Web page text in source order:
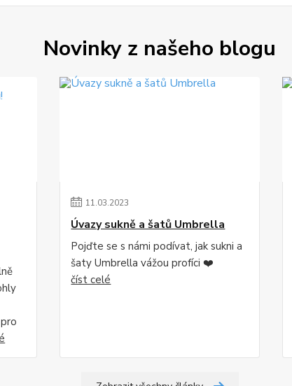
Novinky z našeho blogu
11.03.2023
Úvazy sukně a šatů Umbrella
Pojďte se s námi podívat, jak sukni a
šaty Umbrella vážou profíci ❤️
číst celé